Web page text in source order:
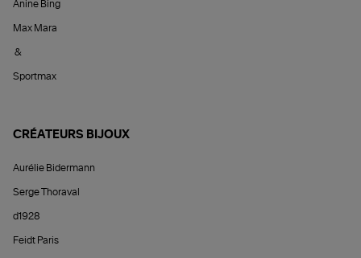
Anine Bing
Max Mara
&
Sportmax
CRÉATEURS BIJOUX
Aurélie Bidermann
Serge Thoraval
d1928
Feidt Paris